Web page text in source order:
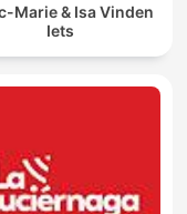
Marie & Isa Vinden
Iets